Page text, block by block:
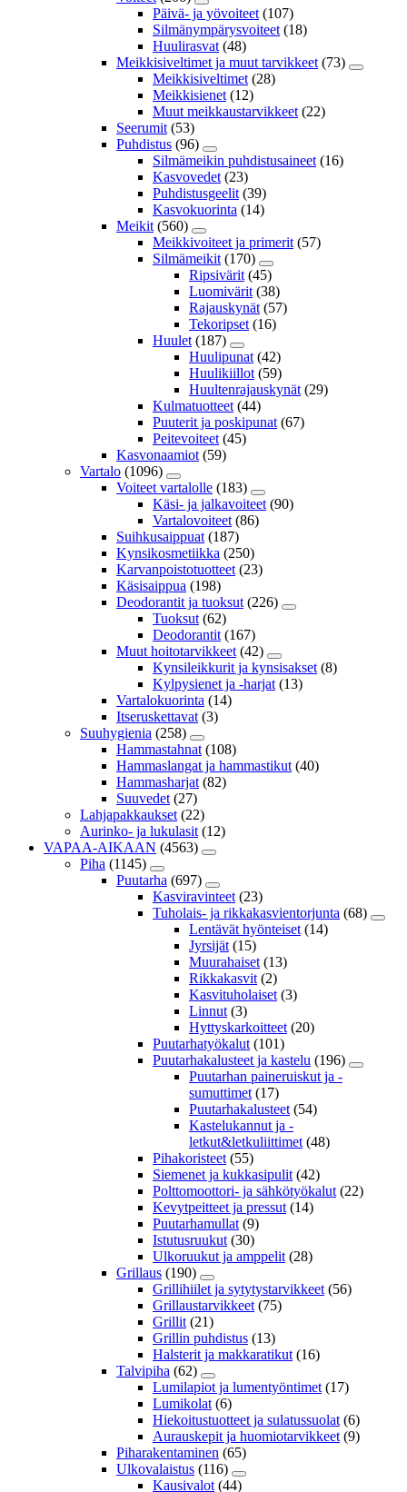
Päivä- ja yövoiteet (107)
Silmänympärysvoiteet (18)
Huulirasvat (48)
Meikkisiveltimet ja muut tarvikkeet (73)
Meikkisiveltimet (28)
Meikkisienet (12)
Muut meikkaustarvikkeet (22)
Seerumit (53)
Puhdistus (96)
Silmämeikin puhdistusaineet (16)
Kasvovedet (23)
Puhdistusgeelit (39)
Kasvokuorinta (14)
Meikit (560)
Meikkivoiteet ja primerit (57)
Silmämeikit (170)
Ripsivärit (45)
Luomivärit (38)
Rajauskynät (57)
Tekoripset (16)
Huulet (187)
Huulipunat (42)
Huulikiillot (59)
Huultenrajauskynät (29)
Kulmatuotteet (44)
Puuterit ja poskipunat (67)
Peitevoiteet (45)
Kasvonaamiot (59)
Vartalo (1096)
Voiteet vartalolle (183)
Käsi- ja jalkavoiteet (90)
Vartalovoiteet (86)
Suihkusaippuat (187)
Kynsikosmetiikka (250)
Karvanpoistotuotteet (23)
Käsisaippua (198)
Deodorantit ja tuoksut (226)
Tuoksut (62)
Deodorantit (167)
Muut hoitotarvikkeet (42)
Kynsileikkurit ja kynsisakset (8)
Kylpysienet ja -harjat (13)
Vartalokuorinta (14)
Itseruskettavat (3)
Suuhygienia (258)
Hammastahnat (108)
Hammaslangat ja hammastikut (40)
Hammasharjat (82)
Suuvedet (27)
Lahjapakkaukset (22)
Aurinko- ja lukulasit (12)
VAPAA-AIKAAN (4563)
Piha (1145)
Puutarha (697)
Kasviravinteet (23)
Tuholais- ja rikkakasvientorjunta (68)
Lentävät hyönteiset (14)
Jyrsijät (15)
Muurahaiset (13)
Rikkakasvit (2)
Kasvituholaiset (3)
Linnut (3)
Hyttyskarkoitteet (20)
Puutarhatyökalut (101)
Puutarhakalusteet ja kastelu (196)
Puutarhan paineruiskut ja -
sumuttimet (17)
Puutarhakalusteet (54)
Kastelukannut ja -
letkut&letkuliittimet (48)
Pihakoristeet (55)
Siemenet ja kukkasipulit (42)
Polttomoottori- ja sähkötyökalut (22)
Kevytpeitteet ja pressut (14)
Puutarhamullat (9)
Istutusruukut (30)
Ulkoruukut ja amppelit (28)
Grillaus (190)
Grillihiilet ja sytytystarvikkeet (56)
Grillaustarvikkeet (75)
Grillit (21)
Grillin puhdistus (13)
Halsterit ja makkaratikut (16)
Talvipiha (62)
Lumilapiot ja lumentyöntimet (17)
Lumikolat (6)
Hiekoitustuotteet ja sulatussuolat (6)
Aurauskepit ja huomiotarvikkeet (9)
Piharakentaminen (65)
Ulkovalaistus (116)
Kausivalot (44)